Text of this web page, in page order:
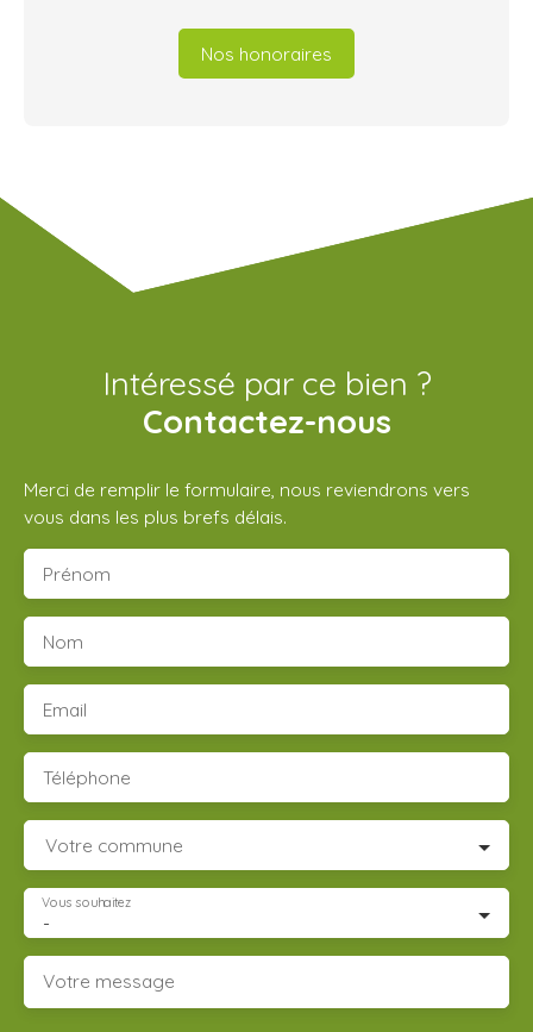
Nos honoraires
Intéressé par ce bien ?
Contactez-nous
Merci de remplir le formulaire, nous reviendrons vers
vous dans les plus brefs délais.
Prénom
Nom
Email
Téléphone
Votre commune
-
Vous souhaitez
Votre message